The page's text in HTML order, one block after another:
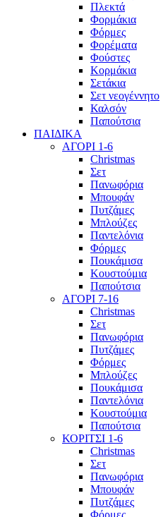
Πλεκτά
Φορμάκια
Φόρμες
Φορέματα
Φούστες
Κορμάκια
Σετάκια
Σετ νεογέννητο
Καλσόν
Παπούτσια
ΠΑΙΔΙΚΑ
ΑΓΟΡΙ 1-6
Christmas
Σετ
Πανωφόρια
Μπουφάν
Πυτζάμες
Μπλούζες
Παντελόνια
Φόρμες
Πουκάμισα
Κουστούμια
Παπούτσια
ΑΓΟΡΙ 7-16
Christmas
Σετ
Πανωφόρια
Πυτζάμες
Φόρμες
Μπλούζες
Πουκάμισα
Παντελόνια
Κουστούμια
Παπούτσια
ΚΟΡΙΤΣΙ 1-6
Christmas
Σετ
Πανωφόρια
Μπουφάν
Πυτζάμες